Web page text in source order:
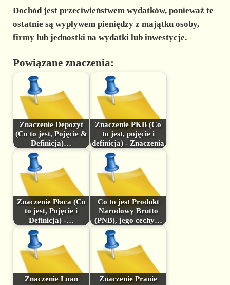
Dochód jest przeciwieństwem wydatków, ponieważ te
ostatnie są wypływem pieniędzy z majątku osoby,
firmy lub jednostki na wydatki lub inwestycje.
Powiązane znaczenia:
Znaczenie Depozyt
(Co to jest, Pojęcie &
Definicja)…
Znaczenie PKB (Co
to jest, pojęcie i
definicja) - Znaczenia
Znaczenie Płaca (Co
to jest, Pojęcie i
Definicja) -…
Co to jest Produkt
Narodowy Brutto
(PNB), jego cechy…
Znaczenie Loan
Znaczenie Pranie